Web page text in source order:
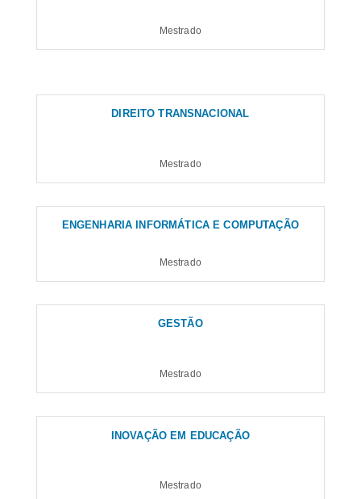
Mestrado
DIREITO TRANSNACIONAL
Mestrado
ENGENHARIA INFORMÁTICA E COMPUTAÇÃO
Mestrado
GESTÃO
Mestrado
INOVAÇÃO EM EDUCAÇÃO
Mestrado